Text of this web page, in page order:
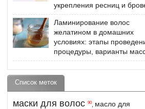
укрепления ресниц и
Ламинирование волос
желатином в домашних
условиях: этапы
процедуры, варианты
Список меток
маски для волос 90, масло для